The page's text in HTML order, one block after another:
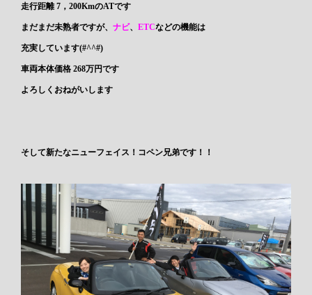
走行距離 7，200KmのATです
まだまだ未熟者ですが、ナビ、ETCなどの機能は
充実しています(#^^#)
車両本体価格 268万円です
よろしくおねがいします
そして新たなニューフェイス！ コペン兄弟です！！